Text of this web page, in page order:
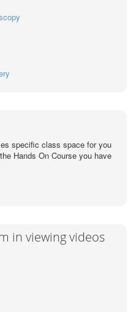
specific class space for you
Hands On Course you have
in viewing videos